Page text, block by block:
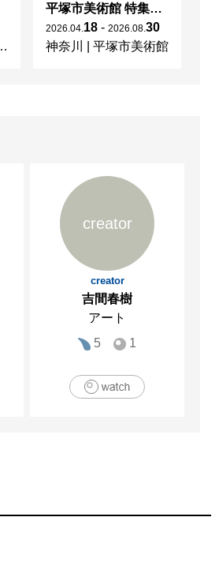
平塚市美術館 特集展 花の表現、その多様性／特別展示 新収蔵品展
2026 04 18 - 2026 08 30
神奈川
平塚市美術館
creator
creator
吉間春樹
アート
5
1